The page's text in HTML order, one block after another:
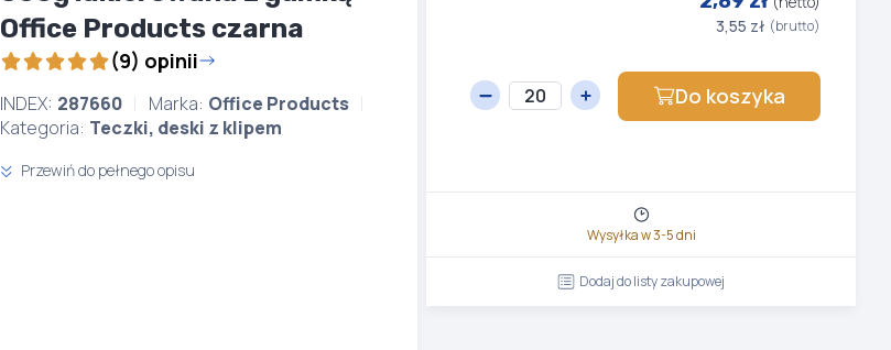
Office Products czarna
(9) opinii
INDEX: 287660 Marka: Office Products
Kategoria: Teczki, deski z klipem
Przewiń do pełnego opisu
3,55 zł (brutto)
Do koszyka
Wysyłka w 3-5 dni
Dodaj do listy zakupowej